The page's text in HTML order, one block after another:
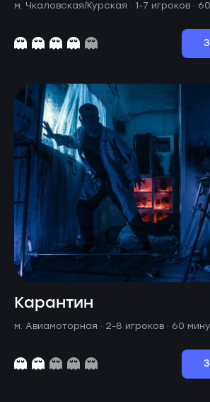
м. Чкаловская/Курская · 1-7 игроков ·
Карантин
м. Авиамоторная · 2-8 игроков · 60